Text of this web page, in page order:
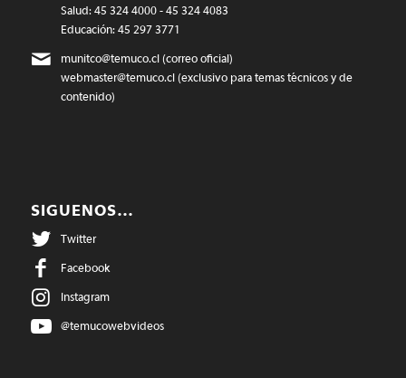
Salud: 45 324 4000 - 45 324 4083
Educación: 45 297 3771
munitco@temuco.cl(correo oficial)
webmaster@temuco.cl(exclusivo para temas técnicos y de
contenido)
SIGUENOS…
Twitter
Facebook
Instagram
@temucowebvideos